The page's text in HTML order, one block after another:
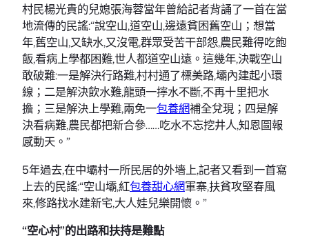
村民楊光貴的兒媳張海蓉當年曾給記者背誦了一首在當
地流傳的民謠:“說空山,道空山,邊遠貧困舊空山；想當
年,舊空山,又缺水,又沒電,群眾受苦干部怨,農民難得吃飽
飯,看病上學都困難,世人都道空山遠。這幾年,決戰空山
敢破難:一是解決行路難,村村通了標美路,壩內建起小環
線；二是解決飲水難,龍頭一擰水不斷,不再十里把水
擔；三是解決上學難,兩免一包養網補全兌現；四是解
決看病難,農民都把新合參……吃水不忘挖井人,知恩圖報
感動天。”
5年過去,在中壩村一所民居的外墻上,記者又看到一首寫
上去的民謠:“空山壩,紅包養甜心網軍寨,扶貧攻堅春風
來,修路找水建新宅,大人娃兒樂開懷。”
“空心村”的出路和扶持是難點